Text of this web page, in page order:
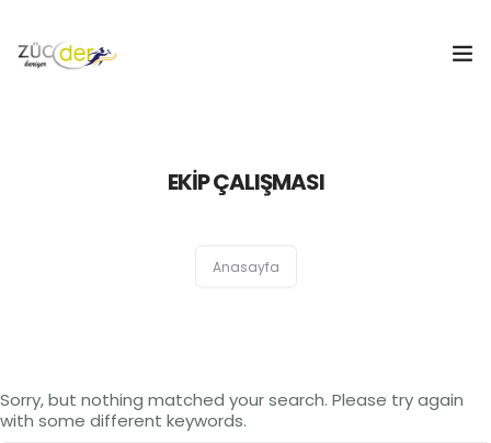
ZÜCDER
EKİP ÇALIŞMASI
Anasayfa
Sorry, but nothing matched your search. Please try again
with some different keywords.